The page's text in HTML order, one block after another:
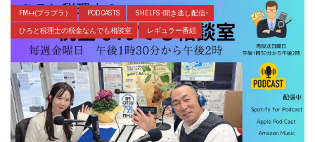
FM++(プラプラ） POD CASTS
SHELFS-聞き逃し配信-
ひろと税理士の税金なんでも相談室
レギュラー番組